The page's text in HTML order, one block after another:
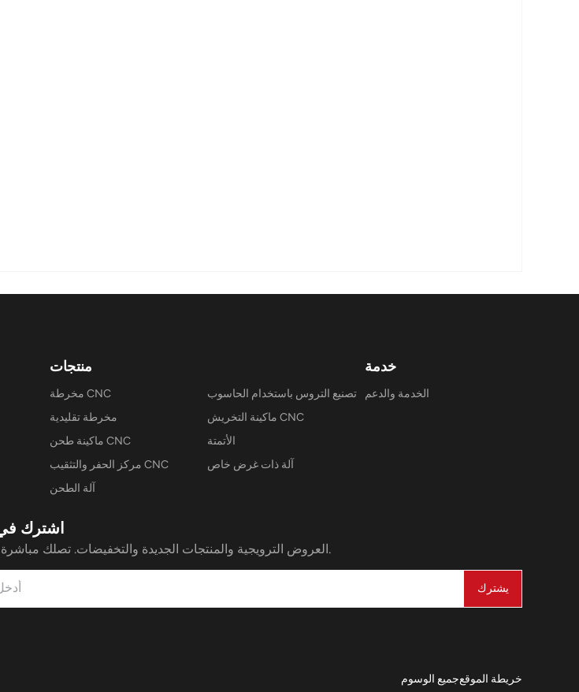
منتجات
مخرطة CNC
مخرطة تقليدية
ماكينة طحن CNC
مركز الحفر والتثقيب CNC
آلة الطحن
تصنيع التروس باستخدام الحاسوب
ماكينة التخريش CNC
الأتمتة
آلة ذات غرض خاص
خدمة
الخدمة والدعم
اشترك في
العروض الترويجية والمنتجات الجديدة والتخفيضات. تصلك مباشرة إلى بريدك الإلكتروني.
يشترك
جميع الوسومخريطة الموقع